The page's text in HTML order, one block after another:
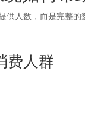
供人数，而是完整的
费人群